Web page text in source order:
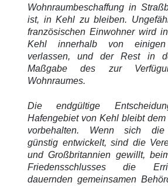
Wohnraumbeschaffung in
ist, in Kehl zu bleiben.
französischen Einwohner wird
Kehl innerhalb von
verlassen, und der Rest in
Maßgabe des zur
Wohnraumes.
Die endgültige
Hafengebiet von Kehl bleibt
vorbehalten. Wenn sich die
günstig entwickelt, sind die
und Großbritannien gewillt,
Friedensschlusses die
dauernden gemeinsamen